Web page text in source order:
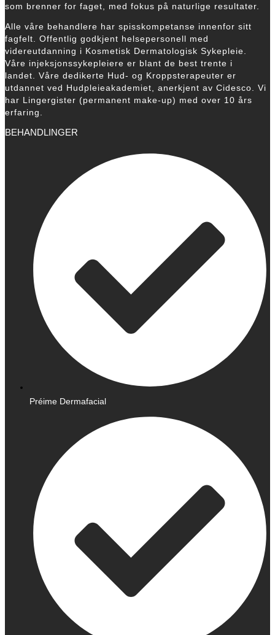
som brenner for faget, med fokus på naturlige resultater.
Alle våre behandlere har spisskompetanse innenfor sitt
fagfelt. Offentlig godkjent helsepersonell med
videreutdanning i Kosmetisk Dermatologisk Sykepleie.
Våre injeksjonssykepleiere er blant de best trente i
landet. Våre dedikerte Hud- og Kroppsterapeuter er
utdannet ved Hudpleieakademiet, anerkjent av Cidesco. Vi
har Lingergister (permanent make-up) med over 10 års
erfaring.
BEHANDLINGER
Préime Dermafacial